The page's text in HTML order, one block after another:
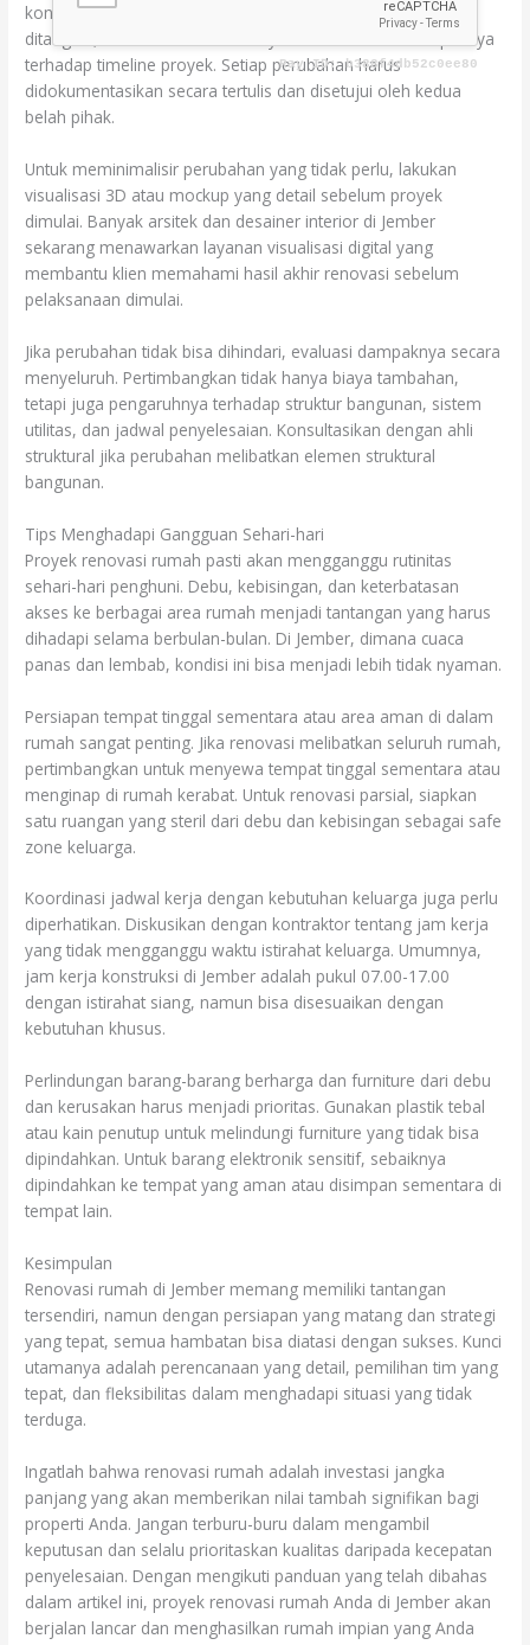
kontraktor. Tentukan prosedur bagaimana perubahan akan
ditangani, termasuk estimasi biaya tambahan dan dampaknya
terhadap timeline proyek. Setiap perubahan harus
didokumentasikan secara tertulis dan disetujui oleh kedua
belah pihak.
Untuk meminimalisir perubahan yang tidak perlu, lakukan
visualisasi 3D atau mockup yang detail sebelum proyek
dimulai. Banyak arsitek dan desainer interior di Jember
sekarang menawarkan layanan visualisasi digital yang
membantu klien memahami hasil akhir renovasi sebelum
pelaksanaan dimulai.
Jika perubahan tidak bisa dihindari, evaluasi dampaknya secara
menyeluruh. Pertimbangkan tidak hanya biaya tambahan,
tetapi juga pengaruhnya terhadap struktur bangunan, sistem
utilitas, dan jadwal penyelesaian. Konsultasikan dengan ahli
struktural jika perubahan melibatkan elemen struktural
bangunan.
Tips Menghadapi Gangguan Sehari-hari
Proyek renovasi rumah pasti akan mengganggu rutinitas
sehari-hari penghuni. Debu, kebisingan, dan keterbatasan
akses ke berbagai area rumah menjadi tantangan yang harus
dihadapi selama berbulan-bulan. Di Jember, dimana cuaca
panas dan lembab, kondisi ini bisa menjadi lebih tidak nyaman.
Persiapan tempat tinggal sementara atau area aman di dalam
rumah sangat penting. Jika renovasi melibatkan seluruh rumah,
pertimbangkan untuk menyewa tempat tinggal sementara atau
menginap di rumah kerabat. Untuk renovasi parsial, siapkan
satu ruangan yang steril dari debu dan kebisingan sebagai safe
zone keluarga.
Koordinasi jadwal kerja dengan kebutuhan keluarga juga perlu
diperhatikan. Diskusikan dengan kontraktor tentang jam kerja
yang tidak mengganggu waktu istirahat keluarga. Umumnya,
jam kerja konstruksi di Jember adalah pukul 07.00-17.00
dengan istirahat siang, namun bisa disesuaikan dengan
kebutuhan khusus.
Perlindungan barang-barang berharga dan furniture dari debu
dan kerusakan harus menjadi prioritas. Gunakan plastik tebal
atau kain penutup untuk melindungi furniture yang tidak bisa
dipindahkan. Untuk barang elektronik sensitif, sebaiknya
dipindahkan ke tempat yang aman atau disimpan sementara di
tempat lain.
Kesimpulan
Renovasi rumah di Jember memang memiliki tantangan
tersendiri, namun dengan persiapan yang matang dan strategi
yang tepat, semua hambatan bisa diatasi dengan sukses. Kunci
utamanya adalah perencanaan yang detail, pemilihan tim yang
tepat, dan fleksibilitas dalam menghadapi situasi yang tidak
terduga.
Ingatlah bahwa renovasi rumah adalah investasi jangka
panjang yang akan memberikan nilai tambah signifikan bagi
properti Anda. Jangan terburu-buru dalam mengambil
keputusan dan selalu prioritaskan kualitas daripada kecepatan
penyelesaian. Dengan mengikuti panduan yang telah dibahas
dalam artikel ini, proyek renovasi rumah Anda di Jember akan
berjalan lancar dan menghasilkan rumah impian yang Anda